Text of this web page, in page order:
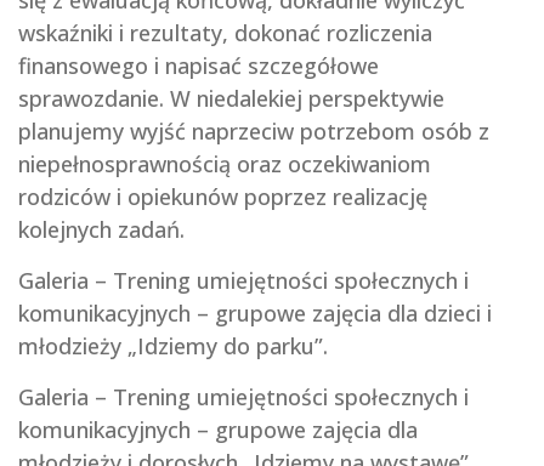
wskaźniki i rezultaty, dokonać rozliczenia
finansowego i napisać szczegółowe
sprawozdanie. W niedalekiej perspektywie
planujemy wyjść naprzeciw potrzebom osób z
niepełnosprawnością oraz oczekiwaniom
rodziców i opiekunów poprzez realizację
kolejnych zadań.
Galeria – Trening umiejętności społecznych i
komunikacyjnych – grupowe zajęcia dla dzieci i
młodzieży „Idziemy do parku”.
Galeria – Trening umiejętności społecznych i
komunikacyjnych – grupowe zajęcia dla